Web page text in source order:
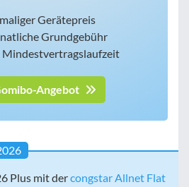
Gerätepreis
Grundgebühr
Mindestvertragslaufzeit
Angebot
Plus mit dercongstar Allnet Flat